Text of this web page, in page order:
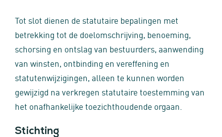
Tot slot dienen de statutaire bepalingen met
betrekking tot de doelomschrijving, benoeming,
schorsing en ontslag van bestuurders, aanwending
van winsten, ontbinding en vereffening en
statutenwijzigingen, alleen te kunnen worden
gewijzigd na verkregen statutaire toestemming van
het onafhankelijke toezichthoudende orgaan.
Stichting